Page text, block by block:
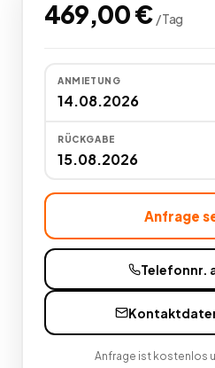
469,00€ /Tag
ANMIETUNG
RÜCKGABE
Anfrage
Telefonnr.
Anfrage ist kostenlos